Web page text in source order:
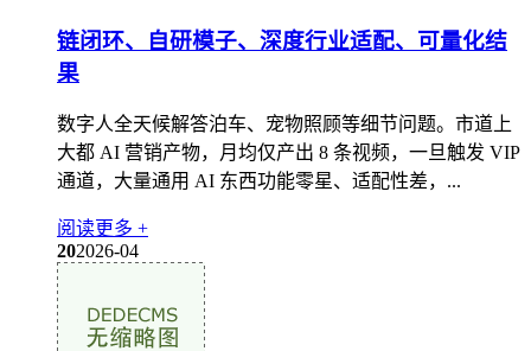
链闭环、自研模子、深度行业适配、可量化结
果
数字人全天候解答泊车、宠物照顾等细节问题。市道上
大都 AI 营销产物，月均仅产出 8 条视频，一旦触发 VIP
通道，大量通用 AI 东西功能零星、适配性差，...
阅读更多 +
202026-04